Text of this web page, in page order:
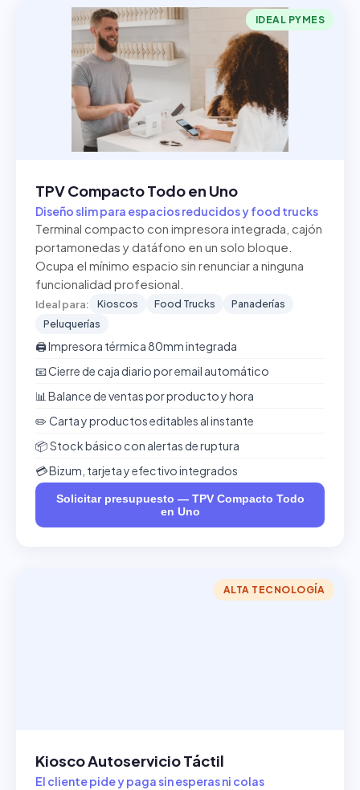
IDEAL PYMES
TPV Compacto Todo en Uno
Diseño slim para espacios reducidos y food trucks
Terminal compacto con impresora integrada, cajón
portamonedas y datáfono en un solo bloque.
Ocupa el mínimo espacio sin renunciar a ninguna
funcionalidad profesional.
Ideal para: Kioscos Food Trucks
Panaderías
Peluquerías
🖨️ Impresora térmica 80mm integrada
📧 Cierre de caja diario por email automático
📊 Balance de ventas por producto y hora
✏️ Carta y productos editables al instante
📦 Stock básico con alertas de ruptura
💳 Bizum, tarjeta y efectivo integrados
Solicitar presupuesto — TPV Compacto Todo
en Uno
ALTA TECNOLOGÍA
Kiosco Autoservicio Táctil
El cliente pide y paga sin esperas ni colas